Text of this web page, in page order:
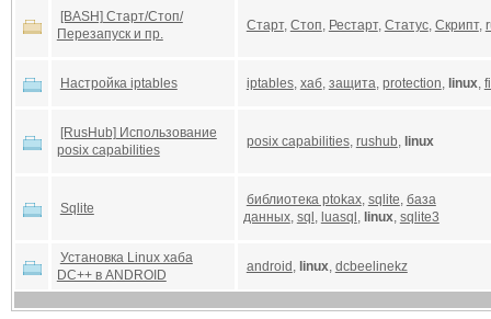
[BASH] Старт/Стоп/
Перезапуск и пр.
Старт, Стоп, Рестарт, Статус, Скрипт,
Настройка iptables iptables, хаб, защита, protection, linux,
[RusHub] Использование
posix capabilities
posix capabilities, rushub, linux
Sqlite
библиотека ptokax, sqlite, база
данных, sql , luasql , linux, sqlite3
Установка Linux хаба
DC++ в ANDROID
android , linux, dcbeelinekz